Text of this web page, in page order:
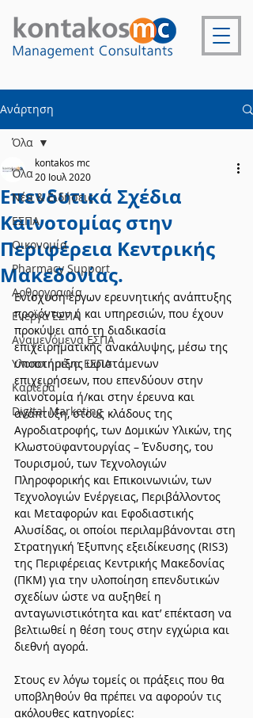
Ανάρτηση
Όλα
Νέα & Ειδήσεις
ΕΣΠΑ
Οικονομία
Pharmacy Support
Αρθρογραφία
Ενεργά ΕΣΠΑ
Αναμενόμενα ΕΣΠΑ
Υλοποιημένα ΕΣΠΑ
Καριέρα
Digital Marketing
Όλα
Επενδυτικά Σχέδια
Καινοτομίας στην
Περιφέρεια Κεντρικής
Μακεδονίας.
kontakos mc
20 Ιουλ 2020
Ενίσχυση έργων ερευνητικής ανάπτυξης
προϊόντων ή και υπηρεσιών, που έχουν
προκύψει από τη διαδικασία
επιχειρηματικής ανακάλυψης, μέσω της
υποστήριξης υφιστάμενων
επιχειρήσεων, που επενδύουν στην
καινοτομία ή/και στην έρευνα και
ανάπτυξη, στους κλάδους της
Αγροδιατροφής, των Δομικών Υλικών, της
Κλωστοϋφαντουργίας – Ένδυσης, του
Τουρισμού, των Τεχνολογιών
Πληροφορικής και Επικοινωνιών, των
Τεχνολογιών Ενέργειας, Περιβάλλοντος
και Μεταφορών και Εφοδιαστικής
Αλυσίδας, οι οποίοι περιλαμβάνονται στη
Στρατηγική Έξυπνης εξειδίκευσης (RIS3)
της Περιφέρειας Κεντρικής Μακεδονίας
(ΠΚΜ) για την υλοποίηση επενδυτικών
σχεδίων ώστε να αυξηθεί η
ανταγωνιστικότητα και κατ’ επέκταση να
βελτιωθεί η θέση τους στην εγχώρια και
διεθνή αγορά.
Στους εν λόγω τομείς οι πράξεις που θα
υποβληθούν θα πρέπει να αφορούν τις
ακόλουθες κατηγορίες: